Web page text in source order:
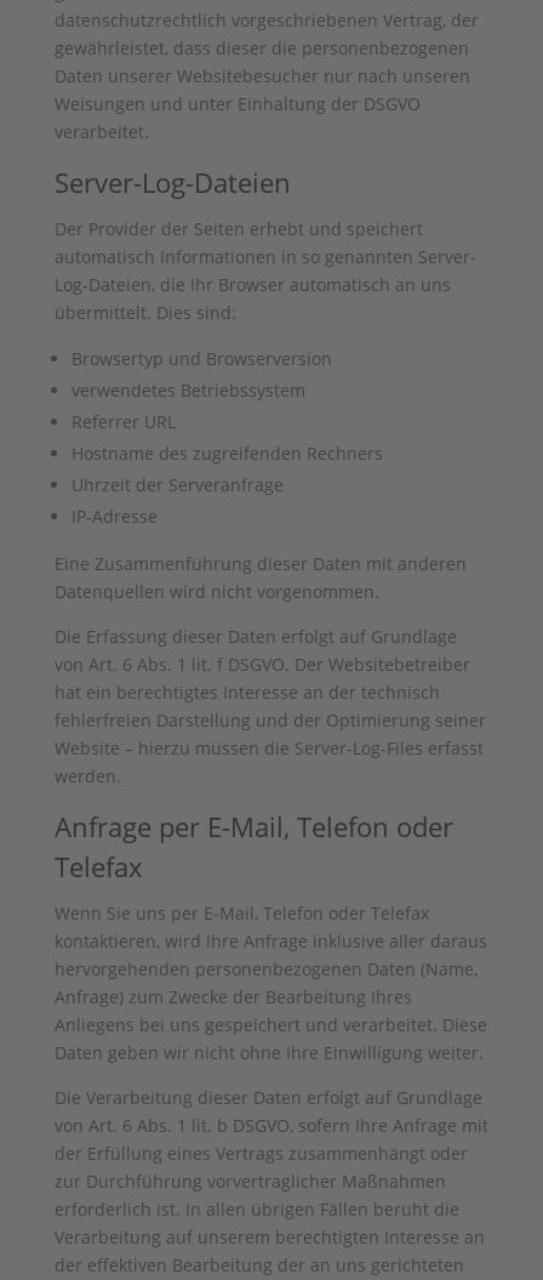
datenschutzrechtlich vorgeschriebenen Vertrag, der
gewährleistet, dass dieser die personenbezogenen
Daten unserer Websitebesucher nur nach unseren
Weisungen und unter Einhaltung der DSGVO
verarbeitet.
Server-Log-Dateien
Der Provider der Seiten erhebt und speichert
automatisch Informationen in so genannten Server-
Log-Dateien, die Ihr Browser automatisch an uns
übermittelt. Dies sind:
Browsertyp und Browserversion
verwendetes Betriebssystem
Referrer URL
Hostname des zugreifenden Rechners
Uhrzeit der Serveranfrage
IP-Adresse
Eine Zusammenführung dieser Daten mit anderen
Datenquellen wird nicht vorgenommen.
Die Erfassung dieser Daten erfolgt auf Grundlage
von Art. 6 Abs. 1 lit. f DSGVO. Der Websitebetreiber
hat ein berechtigtes Interesse an der technisch
fehlerfreien Darstellung und der Optimierung seiner
Website – hierzu müssen die Server-Log-Files erfasst
werden.
Anfrage per E-Mail, Telefon oder
Telefax
Wenn Sie uns per E-Mail, Telefon oder Telefax
kontaktieren, wird Ihre Anfrage inklusive aller daraus
hervorgehenden personenbezogenen Daten (Name,
Anfrage) zum Zwecke der Bearbeitung Ihres
Anliegens bei uns gespeichert und verarbeitet. Diese
Daten geben wir nicht ohne Ihre Einwilligung weiter.
Die Verarbeitung dieser Daten erfolgt auf Grundlage
von Art. 6 Abs. 1 lit. b DSGVO, sofern Ihre Anfrage mit
der Erfüllung eines Vertrags zusammenhängt oder
zur Durchführung vorvertraglicher Maßnahmen
erforderlich ist. In allen übrigen Fällen beruht die
Verarbeitung auf unserem berechtigten Interesse an
der effektiven Bearbeitung der an uns gerichteten